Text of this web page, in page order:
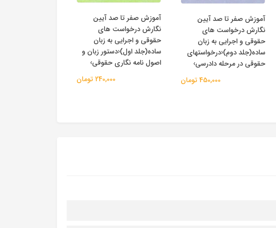
آموزش صفر تا صد آیین
نگارش درخواست های
حقوقی و اجرایی به زبان
ساده(جلد دوم)‹درخواستهای
حقوقی در مرحله دادرسی›
450,000 تومان
آموزش صفر تا صد آیین
نگارش درخواست های
حقوقی و اجرایی به زبان
ساده(جلد اول)‹دستور زبان و
اصول نامه نگاری حقوقی›
240,000 تومان